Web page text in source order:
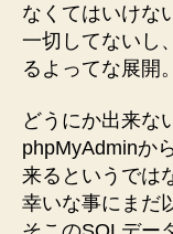
なくてはいけな
一切してないし
るよってな展開。
どうにか出来な
phpMyAdminか
来るというでは
幸いな事にまだ